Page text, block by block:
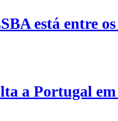
está entre
a Portugal